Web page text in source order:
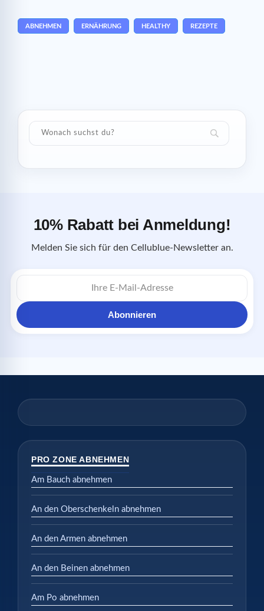
ABNEHMEN ERNÄHRUNG HEALTHY REZEPTE
10% Rabatt bei Anmeldung!
Melden Sie sich für den Cellublue-Newsletter an.
E-
Mail-
Abonnieren
PRO ZONE ABNEHMEN
Am Bauch abnehmen
An den Oberschenkeln abnehmen
An den Armen abnehmen
An den Beinen abnehmen
Am Po abnehmen